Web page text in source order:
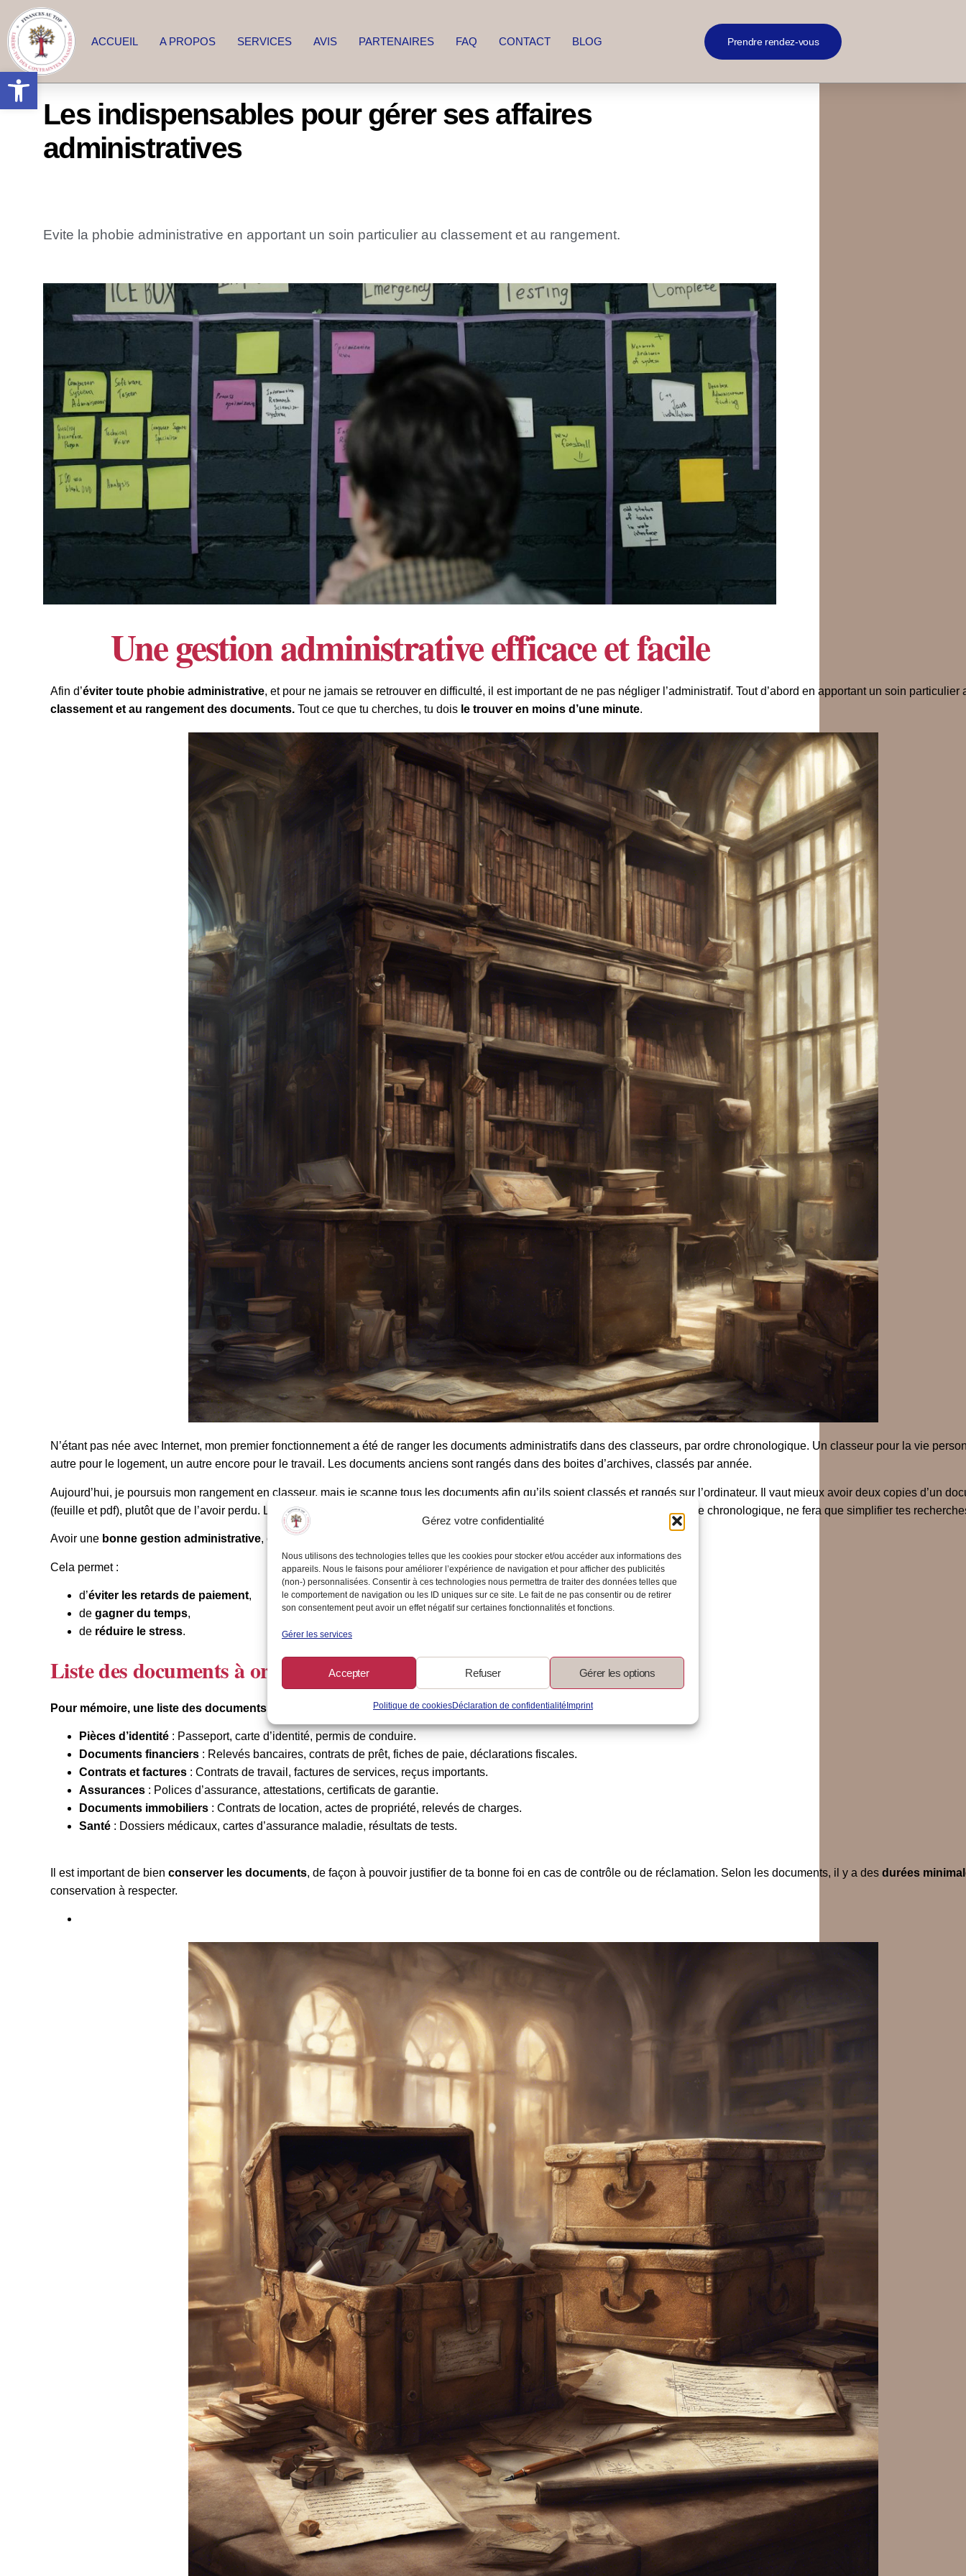
Gérez votre confidentialité
Nous utilisons des technologies telles que les cookies pour stocker et/ou accéder aux informations des
appareils. Nous le faisons pour améliorer l’expérience de navigation et pour afficher des publicités
(non-) personnalisées. Consentir à ces technologies nous permettra de traiter des données telles que
le comportement de navigation ou les ID uniques sur ce site. Le fait de ne pas consentir ou de retirer
son consentement peut avoir un effet négatif sur certaines fonctionnalités et fonctions.
Gérer les services
Accepter Refuser Gérer les options
Politique de cookiesDéclaration de confidentialité Imprint
Ouvrir la barre d’outils
ACCUEIL A PROPOS SERVICES AVIS PARTENAIRES FAQ CONTACT BLOG Prendre rendez-vous
Les indispensables pour gérer ses affaires
administratives
Evite la phobie administrative en apportant un soin particulier au classement et au rangement.
Une gestion administrative efficace et facile
Afin d’éviter toute phobie administrative, et pour ne jamais se retrouver en difficulté, il est important de ne pas négliger l’administratif. Tout d’abord en apportant un soin particulier
classement et au rangement des documents. Tout ce que tu cherches, tu dois le trouver en moins d’une minute.
N’étant pas née avec Internet, mon premier fonctionnement a été de ranger les documents administratifs dans des classeurs, par ordre chronologique. Un classeur pour la vie
autre pour le logement, un autre encore pour le travail. Les documents anciens sont rangés dans des boites d’archives, classés par année.
Aujourd’hui, je poursuis mon rangement en classeur, mais je scanne tous les documents afin qu’ils soient classés et rangés sur l’ordinateur. Il vaut mieux avoir deux copies d’un
(feuille et pdf), plutôt que de l’avoir perdu. Lesnommer correctement , par ordre chronologique, ne fera que simplifier tes
Avoir une bonne gestion administrative, c’est, avant tout, de
Cela permet :
d’éviter les retards de paiement,
de gagner du temps,
de réduire le stress.
Liste des documents à organiser et à conserver
Pour mémoire, une liste des documents que tu dois organiser et conserver :
Pièces d’identité : Passeport, carte d’identité, permis de conduire.
Documents financiers : Relevés bancaires, contrats de prêt, fiches de paie, déclarations fiscales.
Contrats et factures : Contrats de travail, factures de services, reçus importants.
Assurances : Polices d’assurance, attestations, certificats de garantie.
Documents immobiliers : Contrats de location, actes de propriété, relevés de charges.
Santé : Dossiers médicaux, cartes d’assurance maladie, résultats de tests.
Il est important de bien conserver les documents, de façon à pouvoir justifier de ta bonne foi en cas de contrôle ou de réclamation. Selon les documents, il y a des durées
conservation à respecter.